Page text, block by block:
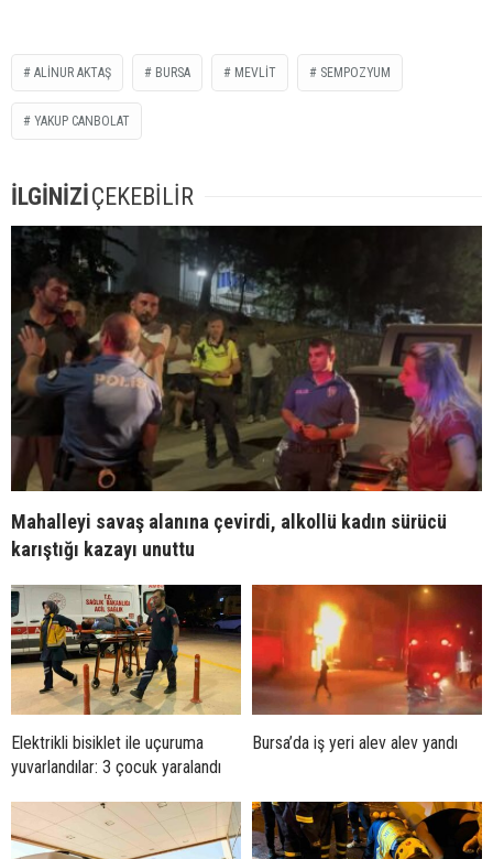
ALINUR AKTAŞ BURSA MEVLIT SEMPOZYUM
YAKUP CANBOLAT
İLGİNİZİÇEKEBİLİR
Mahalleyi savaş alanına çevirdi, alkollü kadın sürücü
karıştığı kazayı unuttu
Elektrikli bisiklet ile uçuruma
yuvarlandılar: 3 çocuk yaralandı
Bursa’da iş yeri alev alev yandı